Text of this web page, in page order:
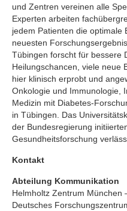
und Zentren vereinen alle
Experten arbeiten
jedem Patienten die optimale
neuesten
Tübingen forscht für bessere
Heilungschancen, viele neue
hier klinisch erprobt und
Onkologie und Immunologie,
Medizin mit Diabetes-
in Tübingen. Das
der Bundesregierung
Gesundheitsforschung
Kontakt
Abteilung Kommunikation
Helmholtz Zentrum München
Deutsches